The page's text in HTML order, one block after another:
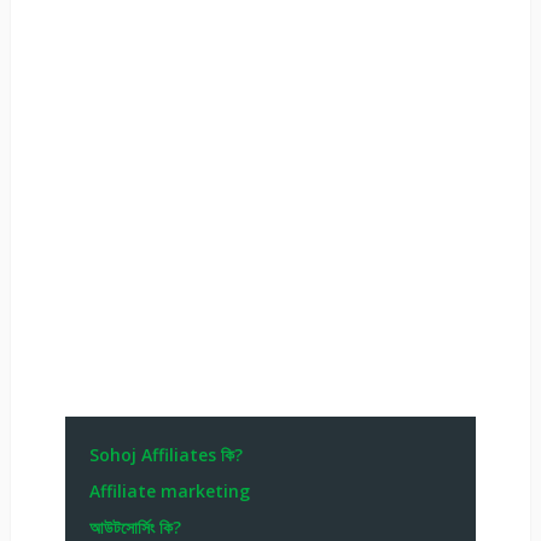
Sohoj Affiliates কি?
Affiliate marketing
আউটসোর্সিং কি?